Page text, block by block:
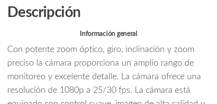
16x
Optico/
de
100
Mts/
o
Descripción
Información general
Con potente zoom óptico, giro, inclinación y zoom
preciso la cámara proporciona un amplio rango de
monitoreo y excelente detalle. La cámara ofrece una
resolución de 1080p a 25/30 fps. La cámara está